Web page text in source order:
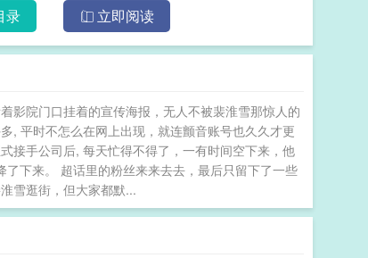
中的设定，他不顾一切和顾明河结了婚，拒绝
差点死掉的惩罚。裴淮雪认了命。他和顾明
兑换到积分，换取自己的自由。却不知，他想
是在离婚一个月后的某档恋综上。裴淮雪穿
哥穷追不舍的裴淮雪冷眼相待的顾明河，心头
瘦了这么一大圈？后来网友们本以为能在节目
“小三”裴淮雪的画面，结果等来的却是——“老
了会胃疼。”“老婆，快过来，别站在那吹风，
是？这什么情况？-顾明河从小就喜欢裴淮雪，
他喜欢他哥。那是小狗第一次被抛弃。后来
了。这次顾明河说什么也不放手。娇气爱哭
录 立即阅读
影院门口挂着的宣传海报，无人不被裴淮雪那惊人的
, 平时不怎么在网上出现，就连颤音账号也久久才更
接手公司后, 每天忙得不得了，一有时间空下来，他
下来。 超话里的粉丝来来去去，最后只留下了一些
雪逛街，但大家都默...